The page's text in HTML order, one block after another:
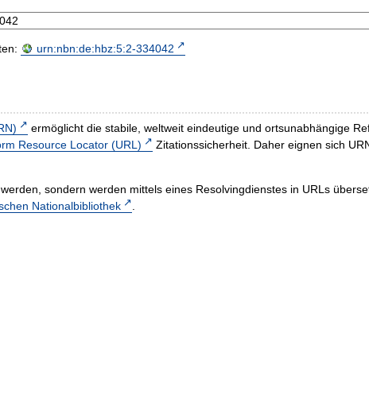
urn:nbn:de:hbz:5:2-334042
ermöglicht die stabile, weltweit eindeutige und ortsunabhängige
Resource Locator (URL)
Zitationssicherheit. Daher eignen sich
sondern werden mittels eines Resolvingdienstes in URLs
Nationalbibliothek .